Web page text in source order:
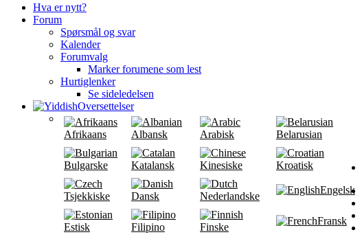
Hva er nytt?
Forum
Spørsmål og svar
Kalender
Forumvalg
Marker forumene som lest
Hurtiglenker
Se sideledelsen
Oversettelser
Afrikaans Albansk Arabisk Belarusian
Bulgarske Katalansk Kinesiske Kroatisk
Tsjekkiske Dansk Nederlandske
Engelsk
Estisk Filipino Finske
Fransk